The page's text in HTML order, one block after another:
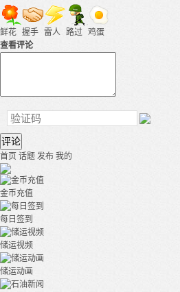
鲜花 握手 雷人 路过 鸡蛋
查看评论
评论
首页 话题 发布 我的
金币充值
每日签到
储运视频
储运动画